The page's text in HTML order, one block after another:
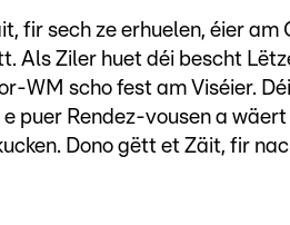
fir sech ze erhuelen, éier
Als Ziler huet déi bescht
WM scho fest am Viséier.
e puer Rendez-vousen a
Dono gëtt et Zäit, fir